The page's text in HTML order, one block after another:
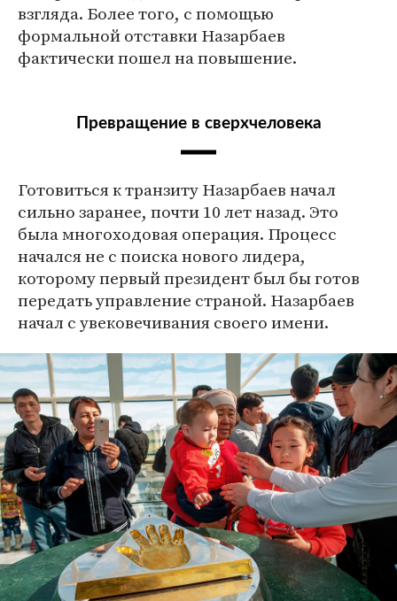
взгляда. Более того, с помощью
формальной отставки Назарбаев
фактически пошел на повышение.
Превращение в сверхчеловека
Готовиться к транзиту Назарбаев начал
сильно заранее, почти 10 лет назад. Это
была многоходовая операция. Процесс
начался не с поиска нового лидера,
которому первый президент был бы готов
передать управление страной. Назарбаев
начал с увековечивания своего имени.